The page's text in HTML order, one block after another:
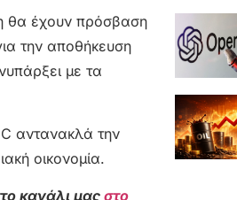
θα έχουν πρόσβαση
την αποθήκευση
με τα
αντανακλά την
οικονομία.
κανάλι μαςστο